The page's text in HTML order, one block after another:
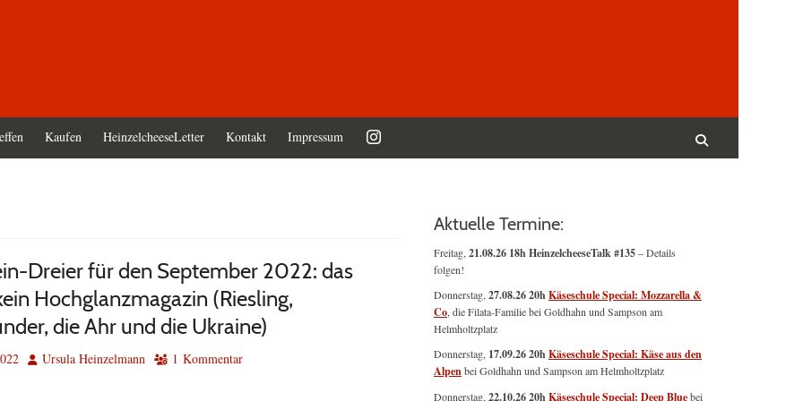
Kaufen HeinzelcheeseLetter Kontakt Impressum
Dreier für den September 2022: das
Hochglanzmagazin (Riesling,
die Ahr und die Ukraine)
AutorUrsula Heinzelmann 1 Kommentar
Aktuelle Termine:
Freitag, 21.08.26 18h HeinzelcheeseTalk #135– Details
folgen!
Donnerstag, 27.08.26 20hKäseschule Special: Mozzarella &
Co , die Filata-Familie bei Goldhahn und Sampson am
Helmholtzplatz
Donnerstag, 17.09.26 20hKäseschule Special: Käse aus den
Alpenbei Goldhahn und Sampson am Helmholtzplatz
Donnerstag, 22.10.26 20hKäseschule Special: Deep Bluebei